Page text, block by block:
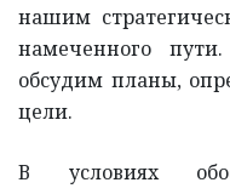
нашим
намеченного
обсудим планы,
цели.
В условиях